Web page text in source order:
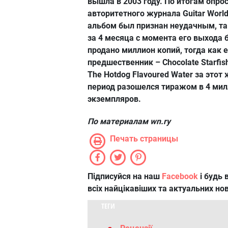
авторитетного журнала Guitar
альбом был признан неудачным,
за 4 месяца с момента его выхода
продано миллион копий, тогда как
предшественник – Chocolate
The Hotdog Flavoured Water за этот
период разошелся тиражом в 4
экземпляров.
По материалам wn.ry
Печать страницы
Підписуйся на наш Facebook і будь
всіх найцікавіших та актуальних
ТЕГИ